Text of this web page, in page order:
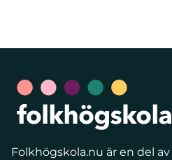
Folkhögskola.nu är en del av